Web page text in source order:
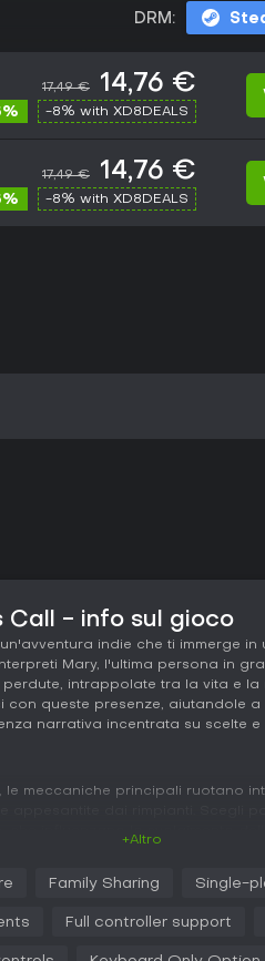
DRM:
17,49 € 14,76 €
-8% with XD8DEALS
17,49 € 14,76 €
-8% with XD8DEALS
Call - info sul gioco
indie che ti immerge in
Mary, l'ultima persona in
intrappolate tra la vita e la
con queste presenze, aiutandole a
narrativa incentrata su scelte e
le meccaniche principali ruotano
risposta e ricostruzione di
+Altro
Family Sharing Single-
Full controller support